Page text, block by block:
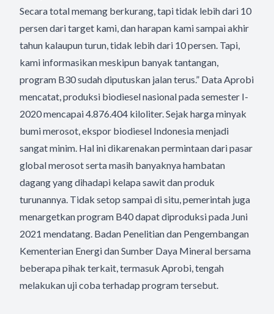
Secara total memang berkurang, tapi tidak lebih dari 10
persen dari target kami, dan harapan kami sampai akhir
tahun kalaupun turun, tidak lebih dari 10 persen. Tapi,
kami informasikan meskipun banyak tantangan,
program B30 sudah diputuskan jalan terus.” Data Aprobi
mencatat, produksi biodiesel nasional pada semester I-
2020 mencapai 4.876.404 kiloliter. Sejak harga minyak
bumi merosot, ekspor biodiesel Indonesia menjadi
sangat minim. Hal ini dikarenakan permintaan dari pasar
global merosot serta masih banyaknya hambatan
dagang yang dihadapi kelapa sawit dan produk
turunannya. Tidak setop sampai di situ, pemerintah juga
menargetkan program B40 dapat diproduksi pada Juni
2021 mendatang. Badan Penelitian dan Pengembangan
Kementerian Energi dan Sumber Daya Mineral bersama
beberapa pihak terkait, termasuk Aprobi, tengah
melakukan uji coba terhadap program tersebut.